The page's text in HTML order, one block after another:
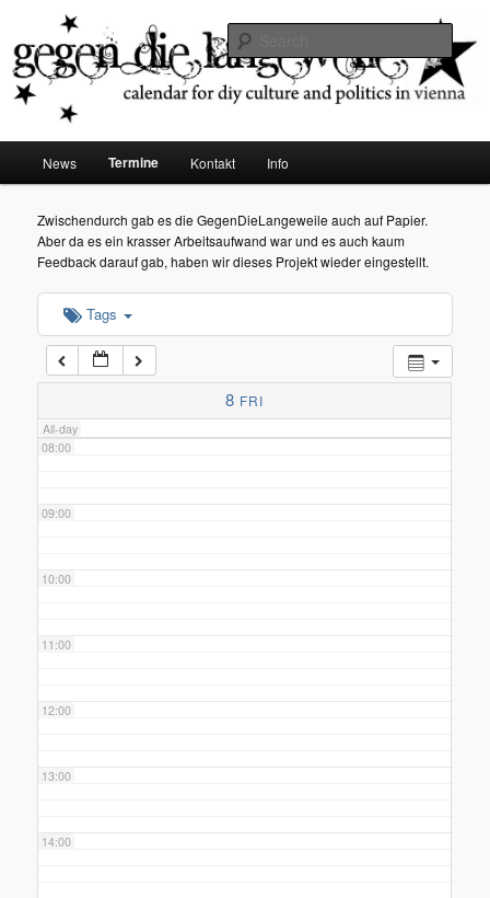
Gegen die Langeweile
diy dates vienna
Skip
to
primary
content
News Termine Kontakt Info
Zwischendurch gab es die GegenDieLangeweile auch auf Papier.
Aber da es ein krasser Arbeitsaufwand war und es auch kaum
Feedback darauf gab, haben wir dieses Projekt wieder eingestellt.
Tags
8 FRI
All-day
02:00
03:00
04:00
05:00
06:00
07:00
08:00
09:00
10:00
11:00
12:00
13:00
14:00